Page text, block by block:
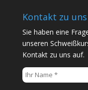
Kontakt zu uns
Sie haben eine
unseren
Kontakt zu uns auf.